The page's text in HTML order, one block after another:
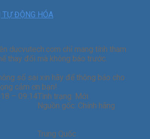
TỰ ĐỘNG HÓA
ducvutech.com chỉ mang tính tham
thay đổi mà không báo trước.
số sai xin hãy để thông báo cho
cảm ơn bạn!
– 09:14Tình trạng: Mới
Nguồn gốc: Chính hãng
Trung Quốc